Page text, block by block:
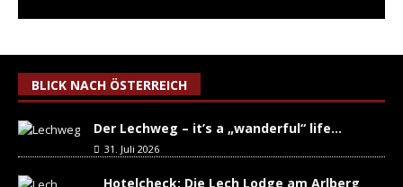
BLICK NACH ÖSTERREICH
Der Lechweg – it’s a „wanderful“ life…
31. Juli 2026
Hotelcheck: Die Lech Lodge am Arlberg